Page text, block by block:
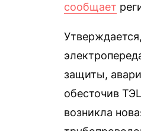
сообщает
защиты,
обесточив
возникла